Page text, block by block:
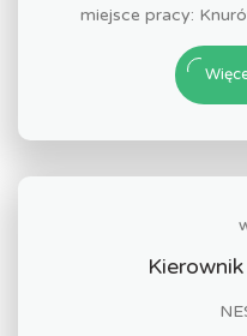
miejsce pracy: